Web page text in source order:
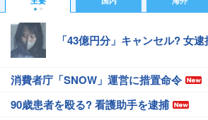
「43億円分」キャンセル? 女逮
消費者庁「SNOW」運営に措置命令
90歳患者を殴る? 看護助手を逮捕